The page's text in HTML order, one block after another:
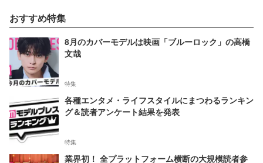
おすすめ特集
8月のカバーモデルは映画「ブルーロック」の高橋
文哉
特集
各種エンタメ・ライフスタイルにまつわるランキン
グ＆読者アンケート結果を発表
特集
業界初！ 全プラットフォーム横断の大規模読者参